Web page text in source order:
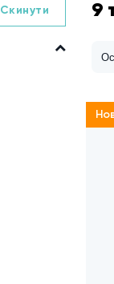
9
Скинути